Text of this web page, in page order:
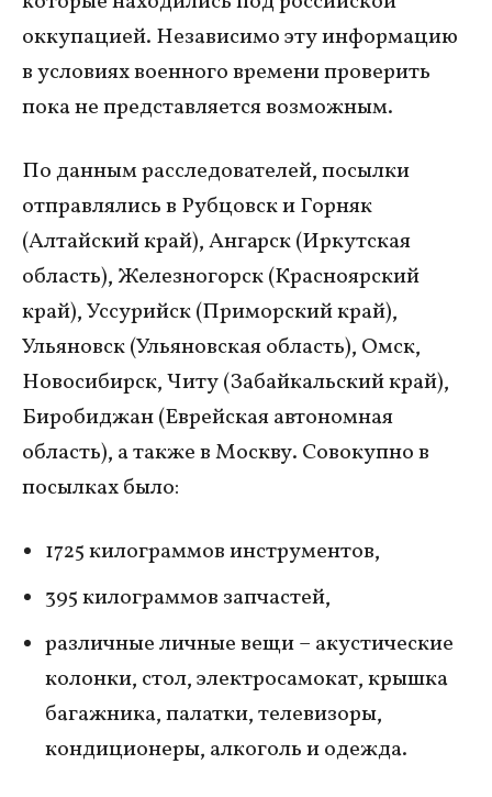
оккупацией. Независимо эту информацию
в условиях военного времени проверить
пока не представляется возможным.
По данным расследователей, посылки
отправлялись в Рубцовск и Горняк
(Алтайский край), Ангарск (Иркутская
область), Железногорск (Красноярский
край), Уссурийск (Приморский край),
Ульяновск (Ульяновская область), Омск,
Новосибирск, Читу (Забайкальский край),
Биробиджан (Еврейская автономная
область), а также в Москву. Совокупно в
посылках было:
1725 килограммов инструментов,
395 килограммов запчастей,
различные личные вещи – акустические
колонки, стол, электросамокат, крышка
багажника, палатки, телевизоры,
кондиционеры, алкоголь и одежда.